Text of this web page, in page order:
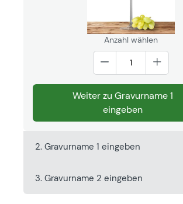
Anzahl wählen
Weiter zu Gravurname 1
eingeben
2. Gravurname 1 eingeben
3. Gravurname 2 eingeben